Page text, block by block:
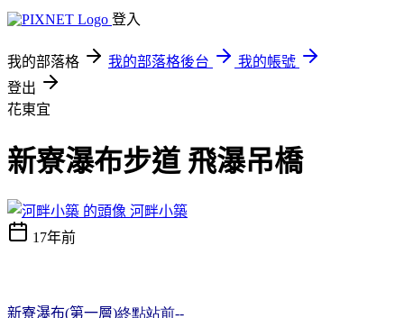
登入
我的部落格 我的部落格後台
我的帳號
登出
花東宜
新寮瀑布步道 飛瀑吊橋
河畔小築
17年前
新寮瀑布(第一層)終點站前--